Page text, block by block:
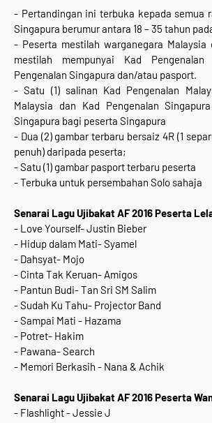
- Pertandingan ini terbuka kepada semua
Singapura berumur antara 18 – 35 tahun
- Peserta mestilah warganegara Malaysia
mestilah mempunyai Kad
Pengenalan Singapura dan/atau pasport.
- Satu (1) salinan Kad Pengenalan
Malaysia dan Kad Pengenalan
Singapura bagi peserta Singapura
- Dua (2) gambar terbaru bersaiz 4R (1
penuh) daripada peserta;
- Satu (1) gambar pasport terbaru peserta
- Terbuka untuk persembahan Solo sahaja
Senarai Lagu Ujibakat AF 2016 Peserta
- Love Yourself- Justin Bieber
- Hidup dalam Mati- Syamel
- Dahsyat- Mojo
- Cinta Tak Keruan- Amigos
- Pantun Budi- Tan Sri SM Salim
- Sudah Ku Tahu- Projector Band
- Sampai Mati - Hazama
- Potret- Hakim
- Pawana- Search
- Memori Berkasih - Nana & Achik
Senarai Lagu Ujibakat AF 2016 Peserta
- Flashlight - Jessie J